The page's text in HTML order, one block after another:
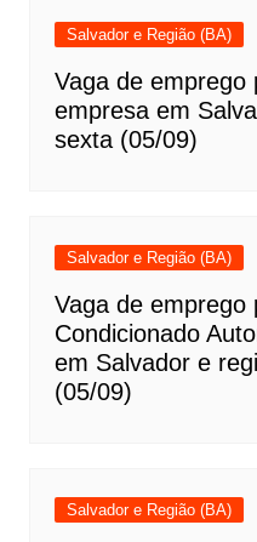
Salvador e Região (BA)
Vaga de emprego
empresa em
sexta (05/09)
Salvador e Região (BA)
Vaga de emprego
Condicionado
em Salvador e
(05/09)
Salvador e Região (BA)